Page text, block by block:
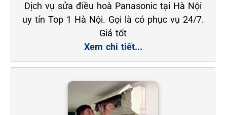
Dịch vụ sửa điều hoà Panasonic tại Hà Nội
uy tín Top 1 Hà Nội. Gọi là có phục vụ 24/7.
Giá tốt
Xem chi tiết...